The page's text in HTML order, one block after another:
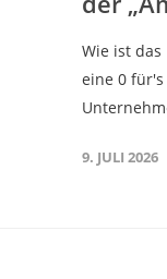
Wie ist
eine 0
9. JULI 2026